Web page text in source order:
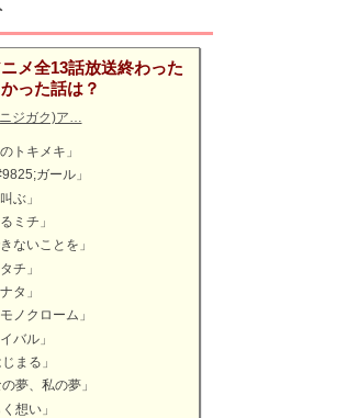
メ全13話放送終わった
った話は？
ジガク)ア…
トキメキ」
ガール」
ぶ」
ミチ」
ないことを」
チ」
タ」
ノクローム」
バル」
まる」
夢、私の夢」
想い」